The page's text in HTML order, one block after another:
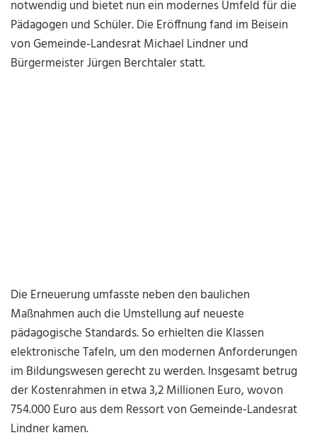
notwendig und bietet nun ein modernes Umfeld für die
Pädagogen und Schüler. Die Eröffnung fand im Beisein
von Gemeinde-Landesrat Michael Lindner und
Bürgermeister Jürgen Berchtaler statt.
Die Erneuerung umfasste neben den baulichen
Maßnahmen auch die Umstellung auf neueste
pädagogische Standards. So erhielten die Klassen
elektronische Tafeln, um den modernen Anforderungen
im Bildungswesen gerecht zu werden. Insgesamt betrug
der Kostenrahmen in etwa 3,2 Millionen Euro, wovon
754.000 Euro aus dem Ressort von Gemeinde-Landesrat
Lindner kamen.